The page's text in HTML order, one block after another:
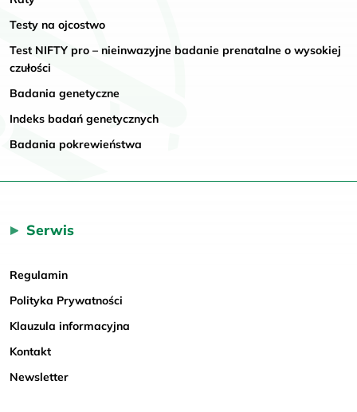
Testy na ojcostwo
Test NIFTY pro – nieinwazyjne badanie prenatalne o wysokiej
czułości
Badania genetyczne
Indeks badań genetycznych
Badania pokrewieństwa
Serwis
Regulamin
Polityka Prywatności
Klauzula informacyjna
Kontakt
Newsletter